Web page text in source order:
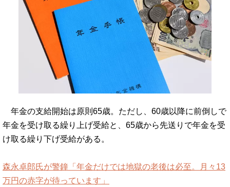
年金の支給開始は原則65歳。ただし、60歳以降に前倒しで
年金を受け取る繰り上げ受給と、65歳から先送りで年金を受
け取る繰り下げ受給がある。
森永卓郎氏が警鐘「年金だけでは地獄の老後は必至。月々13
万円の赤字が待っています」